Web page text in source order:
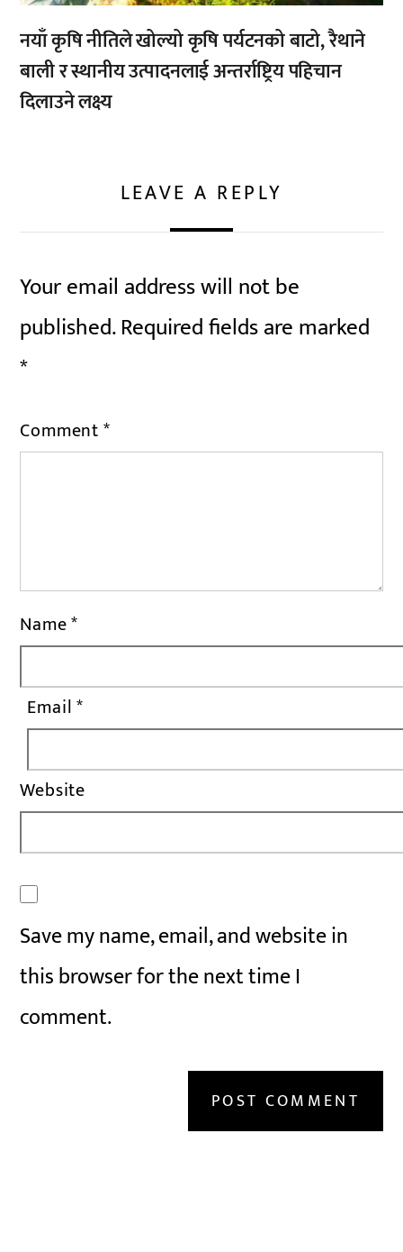
नयाँ कृषि नीतिले खोल्यो कृषि पर्यटनको बाटो, रैथाने
बाली र स्थानीय उत्पादनलाई अन्तर्राष्ट्रिय पहिचान
दिलाउने लक्ष्य
LEAVE A REPLY
Your email address will not be
published.Required fields are marked
*
Comment*
Name*
Email*
Website
Save my name, email, and website in
this browser for the next time I
comment.